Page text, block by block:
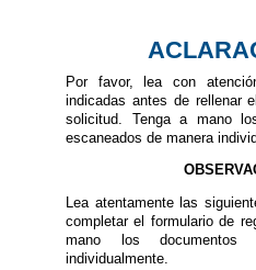
Por favor, lea con
indicadas antes de rellenar
solicitud. Tenga a mano
escaneados de manera
Lea atentamente las
completar el formulario de
mano los documentos
individualmente.